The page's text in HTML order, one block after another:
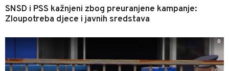
SNSD i PSS kažnjeni zbog preuranjene kampanje:
Zloupotreba djece i javnih sredstava
0